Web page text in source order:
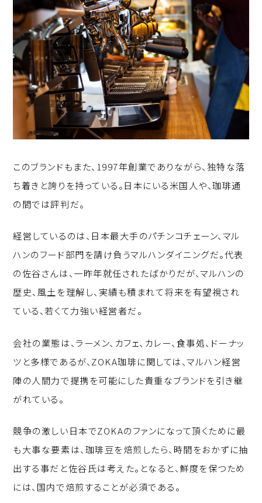
このブランドもまた、1997年創業でありながら、独特な落
ち着きと誇りを持っている。日本にいる米国人や、珈琲通
の間では評判だ。
経営しているのは、日本最大手のパチンコチェーン、マル
ハンのフード部門を請け負うマルハンダイニングだ。代表
の佐谷さんは、一昨年就任されたばかりだが、マルハンの
歴史、風土を理解し、実績も積まれて将来を有望視され
ている、若くて力強い経営者だ。
会社の業態は、ラーメン、カフェ、カレー、食事処、ドーナッ
ツと多様であるが、ZOKA珈琲に関しては、マルハン経営
陣の人間力で提携を可能にした貴重なブランドを引き継
がれている。
競争の激しい日本でZOKAのファンになって頂くために最
も大事な要素は、珈琲豆を焙煎したら、時間をおかずに抽
出する事だと佐谷氏は考えた。となると、鮮度を保つため
には、国内で焙煎することが必須である。